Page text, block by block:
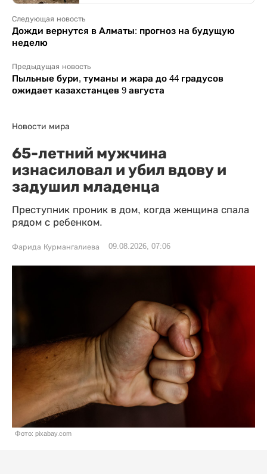
Следующая новость
Дожди вернутся в Алматы: прогноз на будущую
неделю
Предыдущая новость
Пыльные бури, туманы и жара до 44 градусов
ожидает казахстанцев 9 августа
Новости мира
65-летний мужчина
изнасиловал и убил вдову и
задушил младенца
Преступник проник в дом, когда женщина спала
рядом с ребенком.
Фарида Курмангалиева 09.08.2026, 07:06
Фото: pixabay.com